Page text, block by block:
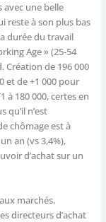
une belle
reste à son plus bas
durée du travail
Age » (25-54
Création de 196 000
et de +1 000 pour
à 180 000, certes en
qu’il n’est
chômage est à
an (vs 3,4%),
d’achat sur un
marchés.
directeurs d’achat